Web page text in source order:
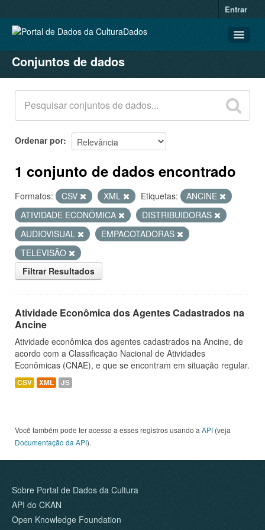
Entrar
CONJUNTOS DE DADOS
ORGANIZAÇÕES
GRUPOS
SOBRE
Conjuntos de dados
Ordenar por
1 conjunto de dados encontrado
Formatos: CSV XML Etiquetas:
ANCINE
ATIVIDADE ECONÔMICA
DISTRIBUIDORAS
AUDIOVISUAL
EMPACOTADORAS
TELEVISÃO
Filtrar Resultados
Atividade Econômica dos Agentes Cadastrados na
Ancine
Atividade econômica dos agentes cadastrados na Ancine, de
acordo com a Classificação Nacional de Atividades
Econômicas (CNAE), e que se encontram em situação regular.
CSV XML JS
Você também pode ter acesso a esses registros usando a API (veja
Documentação da API).
Sobre Portal de Dados da Cultura
API do CKAN
Open Knowledge Foundation